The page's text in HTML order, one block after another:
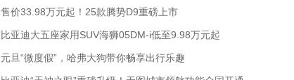
售价33.98万元起！25款腾势D9重磅上市
比亚迪大五座家用SUV海狮05DM-i低至9.98万元起
元旦“微度假”，哈弗大狗带你畅享出行乐趣